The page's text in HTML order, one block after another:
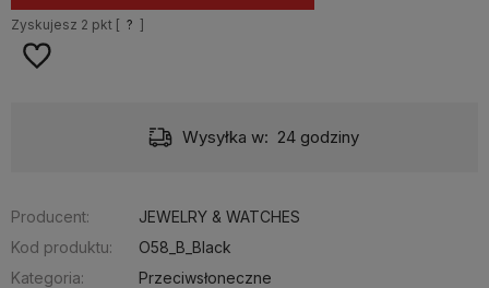
Zyskujesz 2 pkt [ ? ]
Wysyłka w: 24 godziny
Producent:
JEWELRY & WATCHES
Kod produktu:
O58_B_Black
Kategoria:
Przeciwsłoneczne